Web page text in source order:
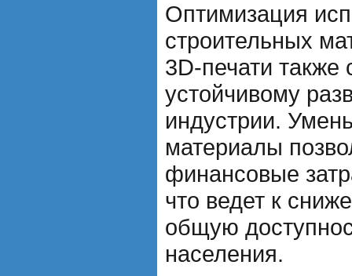
Оптимизация
строительных
3D-печати также
устойчивому
индустрии.
материалы
финансовые
что ведет к
общую
населения.